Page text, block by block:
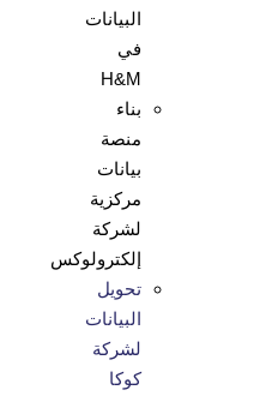
البيانات
في
H&M
بناء
منصة
بيانات
مركزية
لشركة
إلكترولوكس
تحويل
البيانات
لشركة
كوكا